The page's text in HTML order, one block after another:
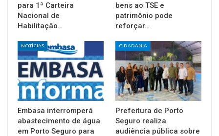
para 1ª Carteira
Nacional de
Habilitação…
bens ao TSE e
patrimônio pode
reforçar…
NOTÍCIAS
Embasa interromperá
abastecimento de água
em Porto Seguro para
CIDADANIA
Prefeitura de Porto
Seguro realiza
audiência pública sobre